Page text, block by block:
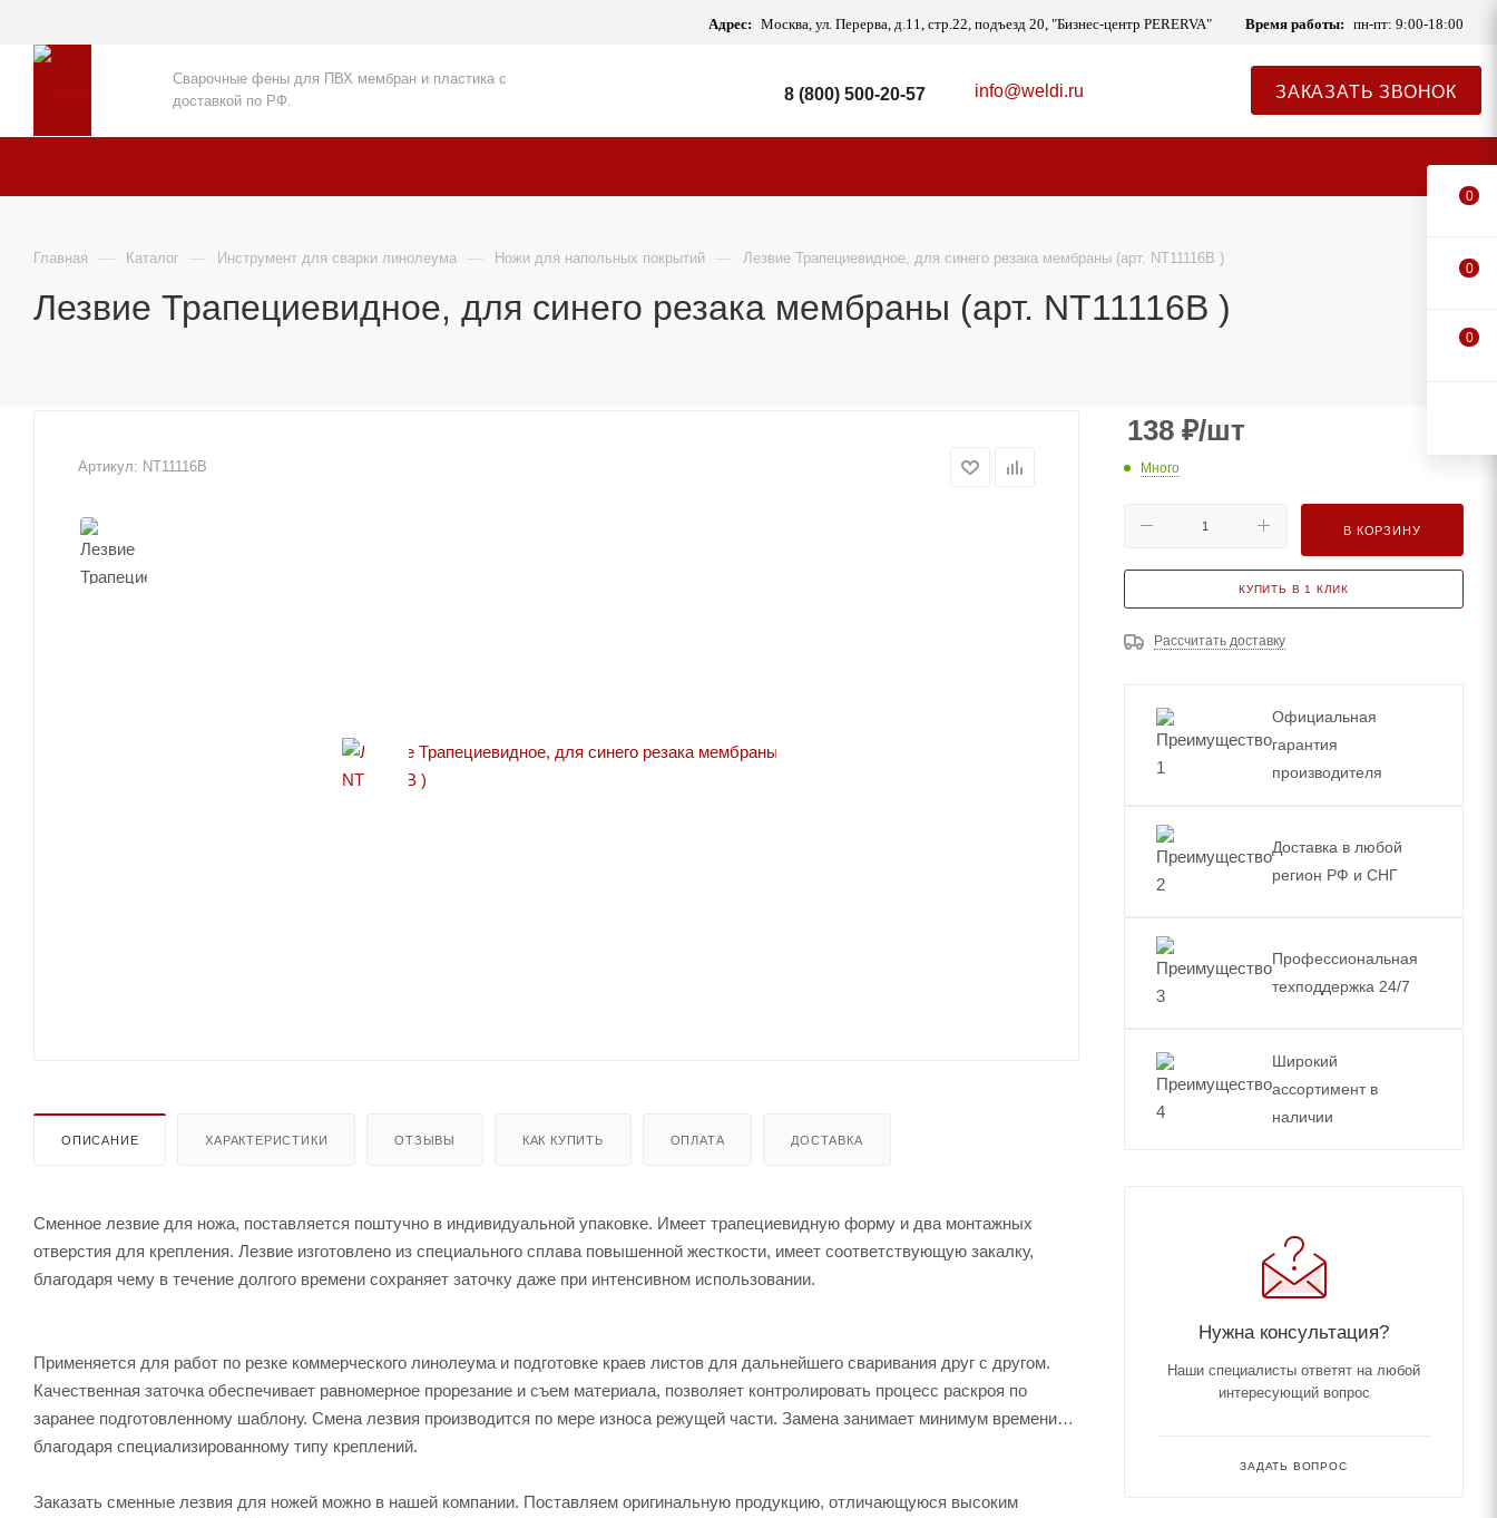
Время работы: пн-пт: 9:00-18:00
Адрес: Москва, ул. Перерва, д.11, стр.22, подъезд 20, "Бизнес-центр PERERVA"
Сварочные фены для ПВХ мембран и пластика с
доставкой по РФ.
ЗАКАЗАТЬ ЗВОНОК
8 (800) 500-20-57 info@weldi.ru
Главная — Каталог — Инструмент для сварки линолеума — Ножи для напольных покрытий — Лезвие Трапециевидное, для синего резака мембраны (арт. NT11116B )
Лезвие Трапециевидное, для синего резака мембраны (арт. NT11116B )
Артикул: NT11116B
ОПИСАНИЕ ХАРАКТЕРИСТИКИ ОТЗЫВЫ КАК КУПИТЬ ОПЛАТА ДОСТАВКА
Сменное лезвие для ножа, поставляется поштучно в индивидуальной упаковке. Имеет трапециевидную форму и два монтажных
отверстия для крепления. Лезвие изготовлено из специального сплава повышенной жесткости, имеет соответствующую закалку,
благодаря чему в течение долгого времени сохраняет заточку даже при интенсивном использовании.
Применяется для работ по резке коммерческого линолеума и подготовке краев листов для дальнейшего сваривания друг с другом.
Качественная заточка обеспечивает равномерное прорезание и съем материала, позволяет контролировать процесс раскроя по
заранее подготовленному шаблону. Смена лезвия производится по мере износа режущей части. Замена занимает минимум времени
благодаря специализированному типу креплений.
Заказать сменные лезвия для ножей можно в нашей компании. Поставляем оригинальную продукцию, отличающуюся высоким
138 ₽/шт
Много
В КОРЗИНУ
КУПИТЬ В 1 КЛИК
Рассчитать доставку
Официальная
гарантия
производителя
Доставка в любой
регион РФ и СНГ
Профессиональная
техподдержка 24/7
Широкий
ассортимент в
наличии
Нужна консультация?
Наши специалисты ответят на любой
интересующий вопрос
ЗАДАТЬ ВОПРОС
0
0
0